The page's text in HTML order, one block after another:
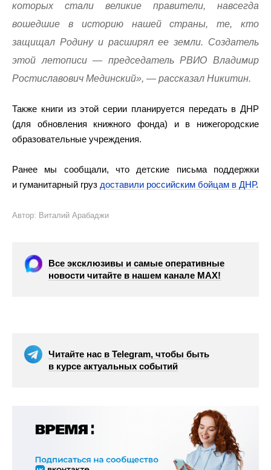
которых стали великие правители, навсегда
вошедшие в историю нашей страны, те, кто
защищал Родину и расширял ее земли. Создатель
этой летописи — председатель РВИО Владимир
Ростиславович Мединский», — рассказал Никитин.
Также книги из этой серии планируется передать в ДНР
(для обновления книжного фонда) и в нижегородские
образовательные учреждения.
Ранее мы сообщали, что детские письма поддержки
и гуманитарный груз доставили российским бойцам в ДНР.
Автор: Виталий Арабаджи
Все эксклюзивы и самые оперативные
новости читайте в нашем канале МАХ!
Читайте нас в Telegram, чтобы быть
в курсе актуальных событий